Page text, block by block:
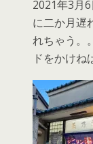
2021年3月
に二か月遅
れちゃう。
ドをかけね